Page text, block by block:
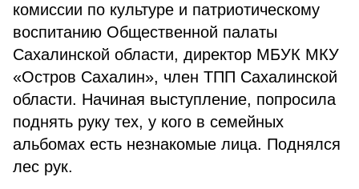
комиссии по культуре и патриотическому
воспитанию Общественной палаты
Сахалинской области, директор МБУК МКУ
«Остров Сахалин», член ТПП Сахалинской
области. Начиная выступление, попросила
поднять руку тех, у кого в семейных
альбомах есть незнакомые лица. Поднялся
лес рук.